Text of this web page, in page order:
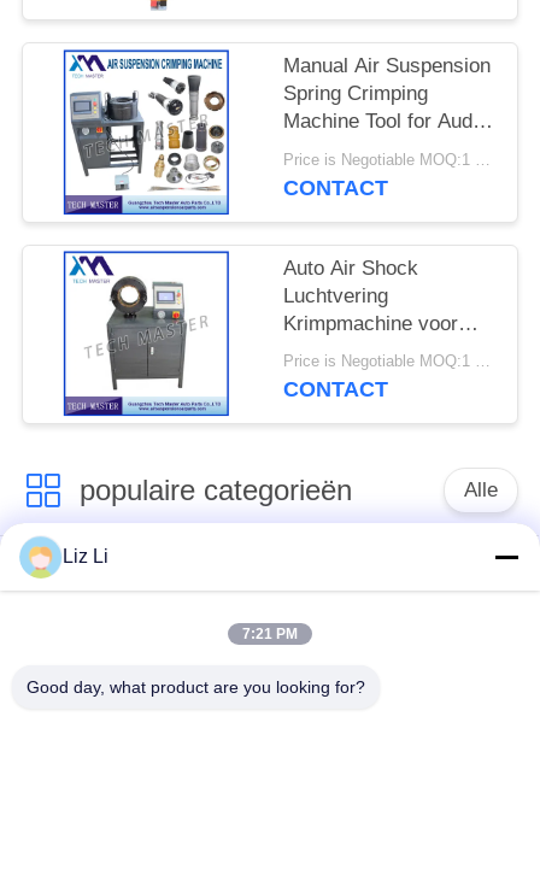
Manual Air Suspension
Spring Crimping
Machine Tool for Audi
Air Suspension Shock
Crimping Machine
Price is Negotiable MOQ:1 set
CONTACT
Auto Air Shock
Luchtvering
Krimpmachine voor
Mercedes / BMW
Luchtvering
Price is Negotiable MOQ:1 set
CONTACT
populaire categorieën Alle
De Schok van de
luchtopschorting
luchtopschorting
Benz de Delen
BMW-de Delen van
Liz Li
7:21 PM
Good day, what product are you looking for?